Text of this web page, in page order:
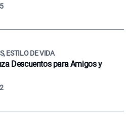
ESTILO DE VIDA
Descuentos para Amigos y